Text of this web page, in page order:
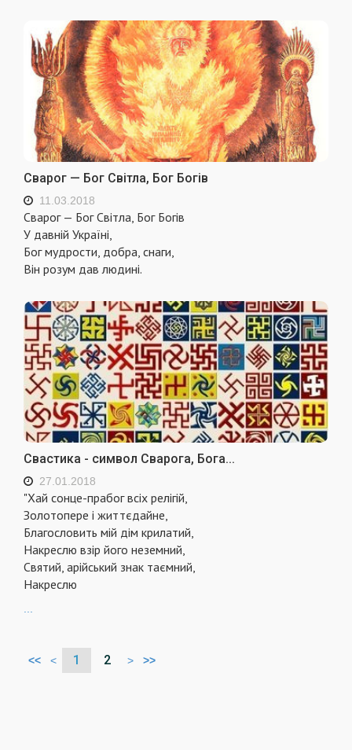
Сварог — Бог Світла, Бог Богів
11.03.2018
Сварог — Бог Світла, Бог Богів
У давній Україні,
Бог мудрости, добра, снаги,
Він розум дав людині.
Свастика - символ Сварога, Бога...
27.01.2018
"Хай сонце-прабог всіх релігій,
Золотопере і життєдайне,
Благословить мій дім крилатий,
Накреслю взір його неземний,
Святий, арійський знак таємний,
Накреслю
<< < 1 2 > >>